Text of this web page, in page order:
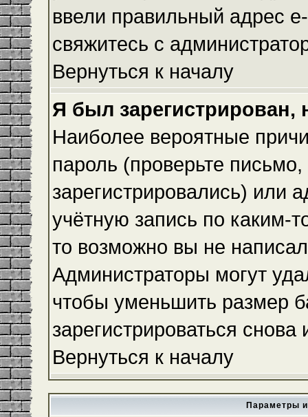
ввели правильный адрес
свяжитесь с
Вернуться к началу
Я был зарегистрирован,
Наиболее вероятные
пароль (проверьте
зарегистрировались) или
учётную запись по каким-
то возможно вы не
Администраторы могут
чтобы уменьшить размер
зарегистрироваться
Вернуться к началу
Параметры